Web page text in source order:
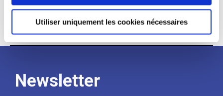
Utiliser uniquement les cookies nécessaires
accompagnement à celles qui en ont le plus besoin.
Newsletter